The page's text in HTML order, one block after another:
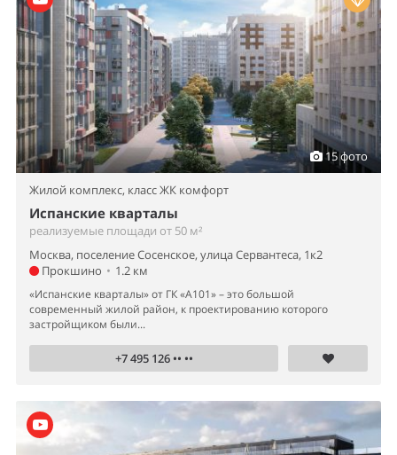
15 фото
Жилой комплекс, класс ЖК комфорт
Испанские кварталы
реализуемые площади от 50 м²
Москва, поселение Сосенское, улица Сервантеса, 1к2
Прокшино • 1.2 км
«Испанские кварталы» от ГК «А101» – это большой
современный жилой район, к проектированию которого
застройщиком были...
+7 495 126 •• ••